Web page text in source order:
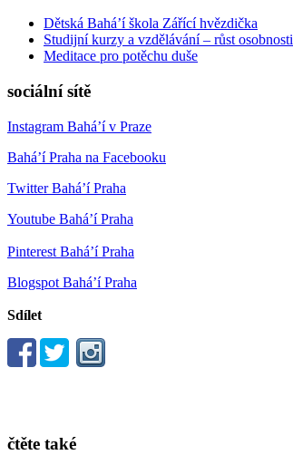
Dětská Bahá’í škola Zářící hvězdička
Studijní kurzy a vzdělávání – růst osobnosti
Meditace pro potěchu duše
sociální sítě
Instagram Bahá’í v Praze
Bahá’í Praha na Facebooku
Twitter Bahá’í Praha
Youtube Bahá’í Praha
Pinterest Bahá’í Praha
Blogspot Bahá’í Praha
Sdílet
čtěte také